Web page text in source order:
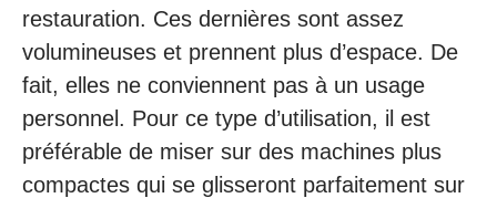
restauration. Ces dernières sont assez
volumineuses et prennent plus d’espace. De
fait, elles ne conviennent pas à un usage
personnel. Pour ce type d’utilisation, il est
préférable de miser sur des machines plus
compactes qui se glisseront parfaitement sur